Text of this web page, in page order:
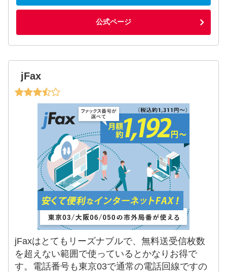
公式ページ
jFax
jFaxはとてもリーズナブルで、無料送受信枚数
を超えない範囲で使っているとかなりお得で
す。電話番号も東京03で通常の電話回線ですの